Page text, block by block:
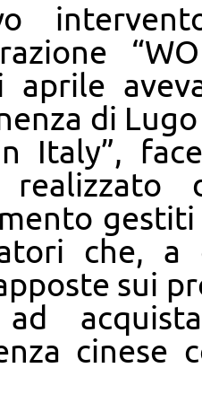
aprile
di
Italy”,
che,
sui
cinese